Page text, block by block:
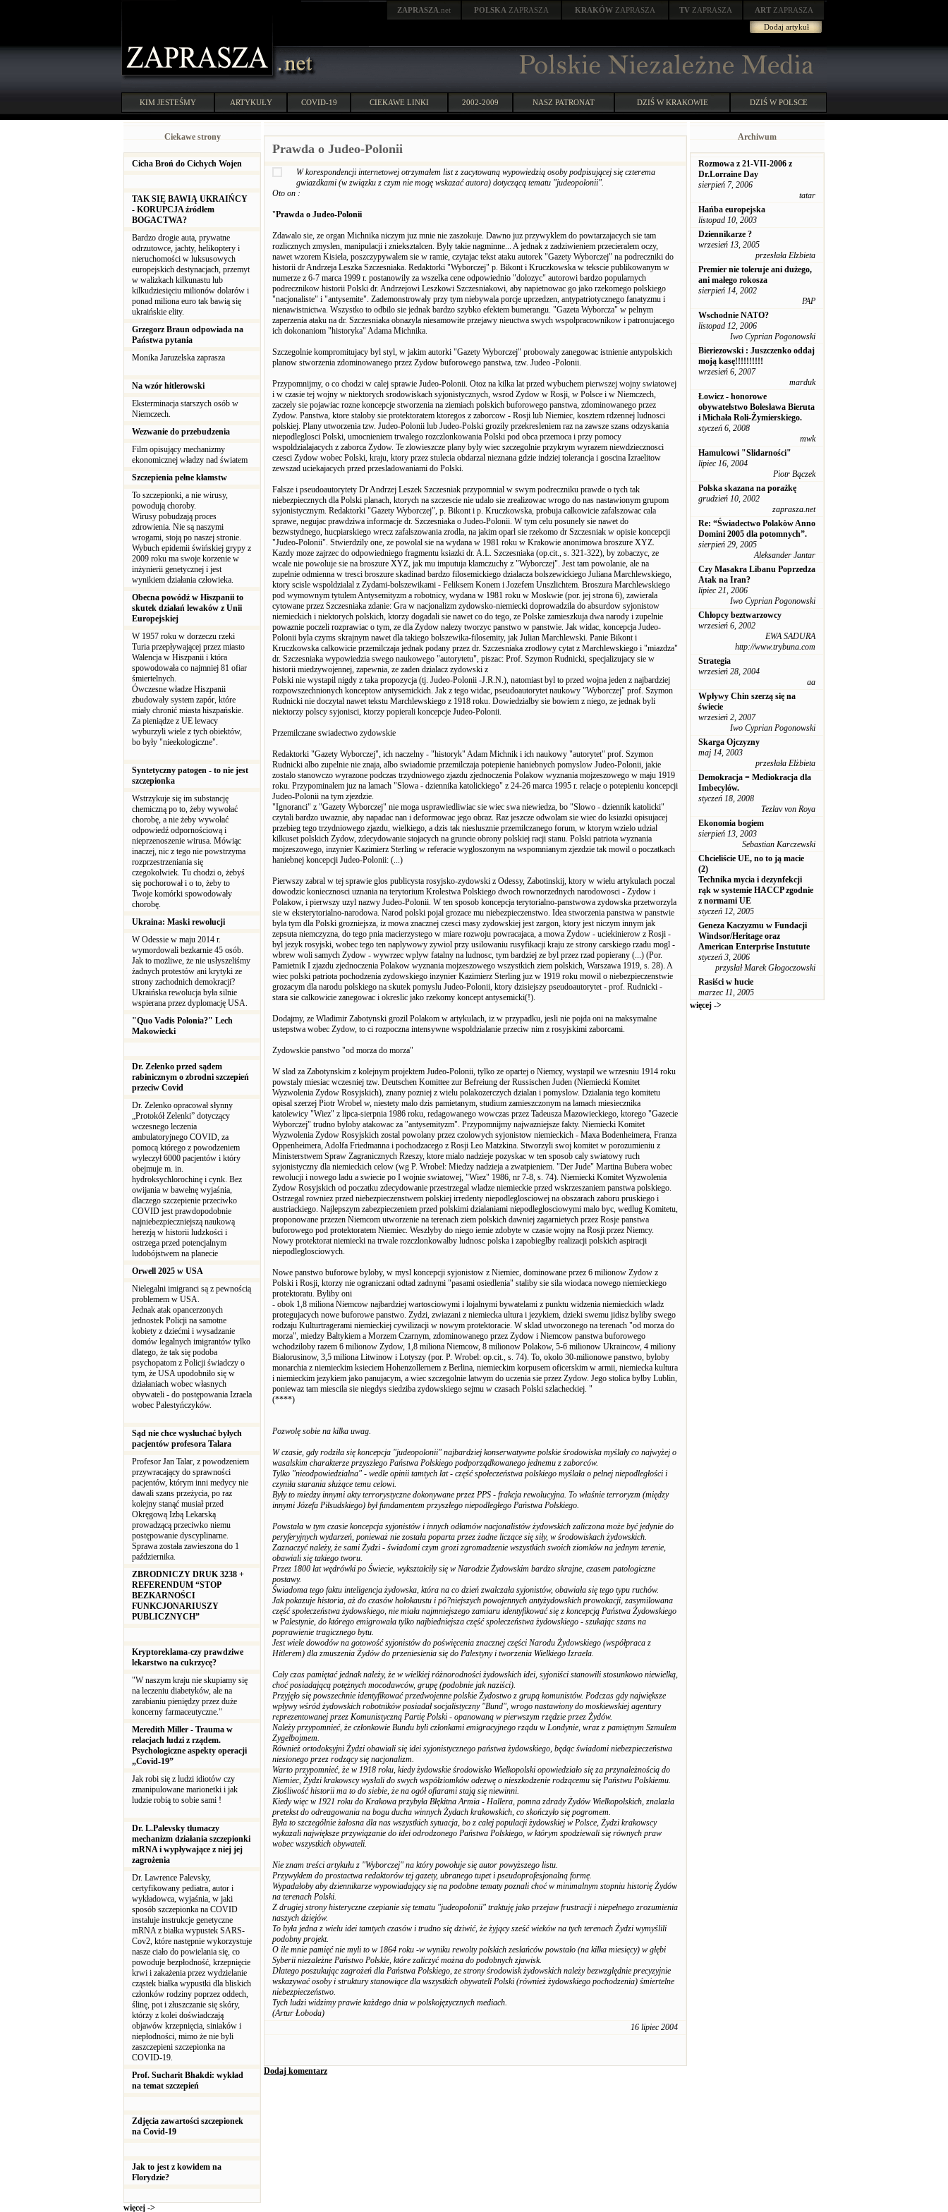
ZAPRASZA .net POLSKA ZAPRASZA KRAKÓW ZAPRASZA TV ZAPRASZA ART ZAPRASZA
Dodaj artykuł
KIM JESTEŚMY ARTYKUŁY COVID-19 CIEKAWE LINKI 2002-2009 NASZ PATRONAT DZIŚ W KRAKOWIE DZIŚ W POLSCE
Ciekawe strony
Cicha Broń do Cichych Wojen
TAK SIĘ BAWIĄ UKRAIŃCY
- KORUPCJA źródłem
BOGACTWA?
Bardzo drogie auta, prywatne
odrzutowce, jachty, helikoptery i
nieruchomości w luksusowych
europejskich destynacjach, przemyt
w walizkach kilkunastu lub
kilkudziesięciu milionów dolarów i
ponad miliona euro tak bawią się
ukraińskie elity.
Grzegorz Braun odpowiada na
Państwa pytania
Monika Jaruzelska zaprasza
Na wzór hitlerowski
Eksterminacja starszych osób w
Niemczech.
Wezwanie do przebudzenia
Film opisujący mechanizmy
ekonomicznej władzy nad światem
Szczepienia pełne kłamstw
To szczepionki, a nie wirusy,
powodują choroby.
Wirusy pobudzają proces
zdrowienia. Nie są naszymi
wrogami, stoją po naszej stronie.
Wybuch epidemii świńskiej grypy z
2009 roku ma swoje korzenie w
inżynierii genetycznej i jest
wynikiem działania człowieka.
Obecna powódź w Hiszpanii to
skutek działań lewaków z Unii
Europejskiej
W 1957 roku w dorzeczu rzeki
Turia przepływającej przez miasto
Walencja w Hiszpanii i która
spowodowała co najmniej 81 ofiar
śmiertelnych.
Ówczesne władze Hiszpanii
zbudowały system zapór, które
miały chronić miasta hiszpańskie.
Za pieniądze z UE lewacy
wyburzyli wiele z tych obiektów,
bo były "nieekologiczne".
Syntetyczny patogen - to nie jest
szczepionka
Wstrzykuje się im substancję
chemiczną po to, żeby wywołać
chorobę, a nie żeby wywołać
odpowiedź odpornościową i
nieprzenoszenie wirusa. Mówiąc
inaczej, nic z tego nie powstrzyma
rozprzestrzeniania się
czegokolwiek. Tu chodzi o, żebyś
się pochorował i o to, żeby to
Twoje komórki spowodowały
chorobę.
Ukraina: Maski rewolucji
W Odessie w maju 2014 r.
wymordowali bezkarnie 45 osób.
Jak to możliwe, że nie usłyszeliśmy
żadnych protestów ani krytyki ze
strony zachodnich demokracji?
Ukraińska rewolucja była silnie
wspierana przez dyplomację USA.
"Quo Vadis Polonia?" Lech
Makowiecki
Dr. Zelenko przed sądem
rabinicznym o zbrodni szczepień
przeciw Covid
Dr. Zelenko opracował słynny
„Protokół Zelenki” dotyczący
wczesnego leczenia
ambulatoryjnego COVID, za
pomocą którego z powodzeniem
wyleczył 6000 pacjentów i który
obejmuje m. in.
hydroksychlorochinę i cynk. Bez
owijania w bawełnę wyjaśnia,
dlaczego szczepienie przeciwko
COVID jest prawdopodobnie
najniebezpieczniejszą naukową
herezją w historii ludzkości i
ostrzega przed potencjalnym
ludobójstwem na planecie
Orwell 2025 w USA
Nielegalni imigranci są z pewnością
problemem w USA.
Jednak atak opancerzonych
jednostek Policji na samotne
kobiety z dziećmi i wysadzanie
domów legalnych imigrantów tylko
dlatego, że tak się podoba
psychopatom z Policji świadczy o
tym, że USA upodobniło się w
działaniach wobec własnych
obywateli - do postępowania Izraela
wobec Palestyńczyków.
Sąd nie chce wysłuchać byłych
pacjentów profesora Talara
Profesor Jan Talar, z powodzeniem
przywracający do sprawności
pacjentów, którym inni medycy nie
dawali szans przeżycia, po raz
kolejny stanąć musiał przed
Okręgową Izbą Lekarską
prowadzącą przeciwko niemu
postępowanie dyscyplinarne.
Sprawa została zawieszona do 1
października.
ZBRODNICZY DRUK 3238 +
REFERENDUM “STOP
BEZKARNOŚCI
FUNKCJONARIUSZY
PUBLICZNYCH”
Kryptoreklama-czy prawdziwe
lekarstwo na cukrzycę?
"W naszym kraju nie skupiamy się
na leczeniu diabetyków, ale na
zarabianiu pieniędzy przez duże
koncerny farmaceutyczne."
Meredith Miller - Trauma w
relacjach ludzi z rządem.
Psychologiczne aspekty operacji
„Covid-19”
Jak robi się z ludzi idiotów czy
zmanipulowane marionetki i jak
ludzie robią to sobie sami !
Dr. L.Palevsky tłumaczy
mechanizm działania szczepionki
mRNA i wypływające z niej jej
zagrożenia
Dr. Lawrence Palevsky,
certyfikowany pediatra, autor i
wykładowca, wyjaśnia, w jaki
sposób szczepionka na COVID
instaluje instrukcje genetyczne
mRNA z białka wypustek SARS-
Cov2, które następnie wykorzystuje
nasze ciało do powielania się, co
powoduje bezpłodność, krzepnięcie
krwi i zakażenia przez wydzielanie
cząstek białka wypustki dla bliskich
członków rodziny poprzez oddech,
ślinę, pot i złuszczanie się skóry,
którzy z kolei doświadczają
objawów krzepnięcia, siniaków i
niepłodności, mimo że nie byli
zaszczepieni szczepionka na
COVID-19.
Prof. Sucharit Bhakdi: wykład
na temat szczepień
Zdjęcia zawartości szczepionek
na Covid-19
Jak to jest z kowidem na
Florydzie?
więcej ->
Prawda o Judeo-Polonii
W korespondencji internetowej otrzymałem list z zacytowaną wypowiedzią osoby podpisującej się czterema
gwiazdkami (w związku z czym nie mogę wskazać autora) dotyczącą tematu "judeopolonii".
Oto on :
"Prawda o Judeo-Polonii
Zdawalo sie, ze organ Michnika niczym juz mnie nie zaszokuje. Dawno juz przywyklem do powtarzajacych sie tam
rozlicznych zmyslen, manipulacji i znieksztalcen. Byly takie nagminne... A jednak z zadziwieniem przecieralem oczy,
nawet wzorem Kisiela, poszczypywalem sie w ramie, czytajac tekst ataku autorek "Gazety Wyborczej" na podreczniki do
historii dr Andrzeja Leszka Szczesniaka. Redaktorki "Wyborczej" p. Bikont i Kruczkowska w tekscie publikowanym w
numerze z 6-7 marca 1999 r. postanowily za wszelka cene odpowiednio "dolozyc" autorowi bardzo popularnych
podrecznikow historii Polski dr. Andrzejowi Leszkowi Szczesniakowi, aby napietnowac go jako rzekomego polskiego
"nacjonaliste" i "antysemite". Zademonstrowaly przy tym niebywala porcje uprzedzen, antypatriotycznego fanatyzmu i
nienawistnictwa. Wszystko to odbilo sie jednak bardzo szybko efektem bumerangu. "Gazeta Wyborcza" w pelnym
zaperzenia ataku na dr. Szczesniaka obnazyla niesamowite przejawy nieuctwa swych wspolpracownikow i patronujacego
ich dokonaniom "historyka" Adama Michnika.
Szczegolnie kompromitujacy byl styl, w jakim autorki "Gazety Wyborczej" probowaly zanegowac istnienie antypolskich
planow stworzenia zdominowanego przez Zydow buforowego panstwa, tzw. Judeo -Polonii.
Przypomnijmy, o co chodzi w calej sprawie Judeo-Polonii. Otoz na kilka lat przed wybuchem pierwszej wojny swiatowej
i w czasie tej wojny w niektorych srodowiskach syjonistycznych, wsrod Zydow w Rosji, w Polsce i w Niemczech,
zaczely sie pojawiac rozne koncepcje stworzenia na ziemiach polskich buforowego panstwa, zdominowanego przez
Zydow. Panstwa, ktore staloby sie protektoratem ktoregos z zaborcow - Rosji lub Niemiec, kosztem rdzennej ludnosci
polskiej. Plany utworzenia tzw. Judeo-Polonii lub Judeo-Polski grozily przekresleniem raz na zawsze szans odzyskania
niepodleglosci Polski, umocnieniem trwalego rozczlonkowania Polski pod obca przemoca i przy pomocy
wspoldzialajacych z zaborca Zydow. Te zlowieszcze plany byly wiec szczegolnie przykrym wyrazem niewdziecznosci
czesci Zydow wobec Polski, kraju, ktory przez stulecia obdarzal nieznana gdzie indziej tolerancja i goscina Izraelitow
zewszad uciekajacych przed przesladowaniami do Polski.
Falsze i pseudoautorytety Dr Andrzej Leszek Szczesniak przypomnial w swym podreczniku prawde o tych tak
niebezpiecznych dla Polski planach, ktorych na szczescie nie udalo sie zrealizowac wrogo do nas nastawionym grupom
syjonistycznym. Redaktorki "Gazety Wyborczej", p. Bikont i p. Kruczkowska, probuja calkowicie zafalszowac cala
sprawe, negujac prawdziwa informacje dr. Szczesniaka o Judeo-Polonii. W tym celu posunely sie nawet do
bezwstydnego, hucpiarskiego wrecz zafalszowania zrodla, na jakim oparl sie rzekomo dr Szczesniak w opisie koncepcji
"Judeo-Polonii". Stwierdzily one, ze powolal sie na wydana w 1981 roku w Krakowie anonimowa broszure XYZ.
Kazdy moze zajrzec do odpowiedniego fragmentu ksiazki dr. A.L. Szczesniaka (op.cit., s. 321-322), by zobaczyc, ze
wcale nie powoluje sie na broszure XYZ, jak mu imputuja klamczuchy z "Wyborczej". Jest tam powolanie, ale na
zupelnie odmienna w tresci broszure skadinad bardzo filosemickiego dzialacza bolszewickiego Juliana Marchlewskiego,
ktory scisle wspoldzialal z Zydami-bolszewikami - Feliksem Konem i Jozefem Unszlichtem. Broszura Marchlewskiego
pod wymownym tytulem Antysemityzm a robotnicy, wydana w 1981 roku w Moskwie (por. jej strona 6), zawierala
cytowane przez Szczesniaka zdanie: Gra w nacjonalizm zydowsko-niemiecki doprowadzila do absurdow syjonistow
niemieckich i niektorych polskich, ktorzy dogadali sie nawet co do tego, ze Polske zamieszkuja dwa narody i zupelnie
powaznie poczeli rozprawiac o tym, ze dla Zydow nalezy tworzyc panstwo w panstwie. Jak widac, koncepcja Judeo-
Polonii byla czyms skrajnym nawet dla takiego bolszewika-filosemity, jak Julian Marchlewski. Panie Bikont i
Kruczkowska calkowicie przemilczaja jednak podany przez dr. Szczesniaka zrodlowy cytat z Marchlewskiego i "miazdza"
dr. Szczesniaka wypowiedzia swego naukowego "autorytetu", piszac: Prof. Szymon Rudnicki, specjalizujacy sie w
historii miedzywojennej, zapewnia, ze zaden dzialacz zydowski z
Polski nie wystapil nigdy z taka propozycja (tj. Judeo-Polonii -J.R.N.), natomiast byl to przed wojna jeden z najbardziej
rozpowszechnionych konceptow antysemickich. Jak z tego widac, pseudoautorytet naukowy "Wyborczej" prof. Szymon
Rudnicki nie doczytal nawet tekstu Marchlewskiego z 1918 roku. Dowiedzialby sie bowiem z niego, ze jednak byli
niektorzy polscy syjonisci, ktorzy popierali koncepcje Judeo-Polonii.
Przemilczane swiadectwo zydowskie
Redaktorki "Gazety Wyborczej", ich naczelny - "historyk" Adam Michnik i ich naukowy "autorytet" prof. Szymon
Rudnicki albo zupelnie nie znaja, albo swiadomie przemilczaja potepienie haniebnych pomyslow Judeo-Polonii, jakie
zostalo stanowczo wyrazone podczas trzydniowego zjazdu zjednoczenia Polakow wyznania mojzeszowego w maju 1919
roku. Przypominalem juz na lamach "Slowa - dziennika katolickiego" z 24-26 marca 1995 r. relacje o potepieniu koncepcji
Judeo-Polonii na tym zjezdzie.
"Ignoranci" z "Gazety Wyborczej" nie moga usprawiedliwiac sie wiec swa niewiedza, bo "Slowo - dziennik katolicki"
czytali bardzo uwaznie, aby napadac nan i deformowac jego obraz. Raz jeszcze odwolam sie wiec do ksiazki opisujacej
przebieg tego trzydniowego zjazdu, wielkiego, a dzis tak nieslusznie przemilczanego forum, w ktorym wzielo udzial
kilkuset polskich Zydow, zdecydowanie stojacych na gruncie obrony polskiej racji stanu. Polski patriota wyznania
mojzeszowego, inzynier Kazimierz Sterling w referacie wygloszonym na wspomnianym zjezdzie tak mowil o poczatkach
haniebnej koncepcji Judeo-Polonii: (...)
Pierwszy zabral w tej sprawie glos publicysta rosyjsko-zydowski z Odessy, Zabotinskij, ktory w wielu artykulach poczal
dowodzic koniecznosci uznania na terytorium Krolestwa Polskiego dwoch rownorzednych narodowosci - Zydow i
Polakow, i pierwszy uzyl nazwy Judeo-Polonii. W ten sposob koncepcja terytorialno-panstwowa zydowska przetworzyla
sie w eksterytorialno-narodowa. Narod polski pojal grozace mu niebezpieczenstwo. Idea stworzenia panstwa w panstwie
byla tym dla Polski grozniejsza, iz mowa znacznej czesci masy zydowskiej jest zargon, ktory jest niczym innym jak
zepsuta niemczyzna, do tego pnia macierzystego w miare rozwoju powracajaca, a mowa Zydow - uciekinierow z Rosji -
byl jezyk rosyjski, wobec tego ten naplywowy zywiol przy usilowaniu rusyfikacji kraju ze strony carskiego rzadu mogl -
wbrew woli samych Zydow - wywrzec wplyw fatalny na ludnosc, tym bardziej ze byl przez rzad popierany (...) (Por.
Pamietnik I zjazdu zjednoczenia Polakow wyznania mojzeszowego wszystkich ziem polskich, Warszawa 1919, s. 28). A
wiec polski patriota pochodzenia zydowskiego inzynier Kazimierz Sterling juz w 1919 roku mowil o niebezpieczenstwie
grozacym dla narodu polskiego na skutek pomyslu Judeo-Polonii, ktory dzisiejszy pseudoautorytet - prof. Rudnicki -
stara sie calkowicie zanegowac i okreslic jako rzekomy koncept antysemicki(!).
Dodajmy, ze Wladimir Zabotynski grozil Polakom w artykulach, iz w przypadku, jesli nie pojda oni na maksymalne
ustepstwa wobec Zydow, to ci rozpoczna intensywne wspoldzialanie przeciw nim z rosyjskimi zaborcami.
Zydowskie panstwo "od morza do morza"
W slad za Zabotynskim z kolejnym projektem Judeo-Polonii, tylko ze opartej o Niemcy, wystapil we wrzesniu 1914 roku
powstaly miesiac wczesniej tzw. Deutschen Komittee zur Befreiung der Russischen Juden (Niemiecki Komitet
Wyzwolenia Zydow Rosyjskich), znany pozniej z wielu polakozerczych dzialan i pomyslow. Dzialania tego komitetu
opisal szerzej Piotr Wrobel w, niestety malo dzis pamietanym, studium zamieszczonym na lamach miesiecznika
katolewicy "Wiez" z lipca-sierpnia 1986 roku, redagowanego wowczas przez Tadeusza Mazowieckiego, ktorego "Gazecie
Wyborczej" trudno byloby atakowac za "antysemityzm". Przypomnijmy najwazniejsze fakty. Niemiecki Komitet
Wyzwolenia Zydow Rosyjskich zostal powolany przez czolowych syjonistow niemieckich - Maxa Bodenheimera, Franza
Oppenheimera, Adolfa Friedmanna i pochodzacego z Rosji Leo Matzkina. Stworzyli swoj komitet w porozumieniu z
Ministerstwem Spraw Zagranicznych Rzeszy, ktore mialo nadzieje pozyskac w ten sposob caly swiatowy ruch
syjonistyczny dla niemieckich celow (wg P. Wrobel: Miedzy nadzieja a zwatpieniem. "Der Jude" Martina Bubera wobec
rewolucji i nowego ladu a swiecie po I wojnie swiatowej, "Wiez" 1986, nr 7-8, s. 74). Niemiecki Komitet Wyzwolenia
Zydow Rosyjskich od poczatku zdecydowanie przestrzegal wladze niemieckie przed wskrzeszaniem panstwa polskiego.
Ostrzegal rowniez przed niebezpieczenstwem polskiej irredenty niepodleglosciowej na obszarach zaboru pruskiego i
austriackiego. Najlepszym zabezpieczeniem przed polskimi dzialaniami niepodleglosciowymi malo byc, wedlug Komitetu,
proponowane przezen Niemcom utworzenie na terenach ziem polskich dawniej zagarnietych przez Rosje panstwa
buforowego pod protektoratem Niemiec. Weszlyby do niego iemie zdobyte w czasie wojny na Rosji przez Niemcy.
Nowy protektorat niemiecki na trwale rozczlonkowalby ludnosc polska i zapobieglby realizacji polskich aspiracji
niepodleglosciowych.
Nowe panstwo buforowe byloby, w mysl koncepcji syjonistow z Niemiec, dominowane przez 6 milionow Zydow z
Polski i Rosji, ktorzy nie ograniczani odtad zadnymi "pasami osiedlenia" staliby sie sila wiodaca nowego niemieckiego
protektoratu. Byliby oni
- obok 1,8 miliona Niemcow najbardziej wartosciowymi i lojalnymi bywatelami z punktu widzenia niemieckich wladz
protegujacych nowe buforowe panstwo. Zydzi, zwiazani z niemiecka ultura i jezykiem, dzieki swemu jidisz byliby swego
rodzaju Kulturtragerami niemieckiej cywilizacji w nowym protektoracie. W sklad utworzonego na terenach "od morza do
morza", miedzy Baltykiem a Morzem Czarnym, zdominowanego przez Zydow i Niemcow panstwa buforowego
wchodziloby razem 6 milionow Zydow, 1,8 miliona Niemcow, 8 milionow Polakow, 5-6 milionow Ukraincow, 4 miliony
Bialorusinow, 3,5 miliona Litwinow i Lotyszy (por. P. Wrobel: op.cit., s. 74). To, okolo 30-milionowe panstwo, byloby
monarchia z niemieckim ksieciem Hohenzollernem z Berlina, niemieckim korpusem oficerskim w armii, niemiecka kultura
i niemieckim jezykiem jako panujacym, a wiec szczegolnie latwym do uczenia sie przez Zydow. Jego stolica bylby Lublin,
poniewaz tam miescila sie niegdys siedziba zydowskiego sejmu w czasach Polski szlacheckiej. "
(****)
Pozwolę sobie na kilka uwag.
W czasie, gdy rodziła się koncepcja "judeopolonii" najbardziej konserwatywne polskie środowiska myślały co najwyżej o
wasalskim charakterze przyszłego Państwa Polskiego podporządkowanego jednemu z zaborców.
Tylko "nieodpowiedzialna" - wedle opinii tamtych lat - część społeczeństwa polskiego myślała o pełnej niepodległości i
czyniła starania służące temu celowi.
Były to miedzy innymi akty terrorystyczne dokonywane przez PPS - frakcja rewolucyjna. To właśnie terroryzm (między
innymi Józefa Piłsudskiego) był fundamentem przyszłego niepodległego Państwa Polskiego.
Powstała w tym czasie koncepcja syjonistów i innych odłamów nacjonalistów żydowskich zaliczona może być jedynie do
peryferyjnych wydarzeń, ponieważ nie została poparta przez żadne liczące się siły, w środowiskach żydowskich.
Zaznaczyć należy, że sami Żydzi - świadomi czym grozi zgromadzenie wszystkich swoich ziomków na jednym terenie,
obawiali się takiego tworu.
Przez 1800 lat wędrówki po Świecie, wykształciły się w Narodzie Żydowskim bardzo skrajne, czasem patologiczne
postawy.
Świadoma tego faktu inteligencja żydowska, która na co dzień zwalczała syjonistów, obawiała się tego typu ruchów.
Jak pokazuje historia, aż do czasów holokaustu i pó?niejszych powojennych antyżydowskich prowokacji, zasymilowana
część społeczeństwa żydowskiego, nie miała najmniejszego zamiaru identyfikować się z koncepcją Państwa Żydowskiego
w Palestynie, do którego emigrowała tylko najbiedniejsza część społeczeństwa żydowskiego - szukając szans na
poprawienie tragicznego bytu.
Jest wiele dowodów na gotowość syjonistów do poświęcenia znacznej części Narodu Żydowskiego (współpraca z
Hitlerem) dla zmuszenia Żydów do przeniesienia się do Palestyny i tworzenia Wielkiego Izraela.
Cały czas pamiętać jednak należy, że w wielkiej różnorodności żydowskich idei, syjoniści stanowili stosunkowo niewielką,
choć posiadającą potężnych mocodawców, grupę (podobnie jak naziści).
Przyjęło się powszechnie identyfikować przedwojenne polskie Żydostwo z grupą komunistów. Podczas gdy największe
wpływy wśród żydowskich robotników posiadał socjalistyczny "Bund", wrogo nastawiony do moskiewskiej agentury
reprezentowanej przez Komunistyczną Partię Polski - opanowaną w pierwszym rzędzie przez Żydów.
Należy przypomnieć, że członkowie Bundu byli członkami emigracyjnego rządu w Londynie, wraz z pamiętnym Szmulem
Zygelbojmem.
Również ortodoksyjni Żydzi obawiali się idei syjonistycznego państwa żydowskiego, będąc świadomi niebezpieczeństwa
niesionego przez rodzący się nacjonalizm.
Warto przypomnieć, że w 1918 roku, kiedy żydowskie środowisko Wielkopolski opowiedziało się za przynależnością do
Niemiec, Żydzi krakowscy wysłali do swych współziomków odezwę o nieszkodzenie rodzącemu się Państwu Polskiemu.
Złośliwość historii ma to do siebie, że na ogół ofiarami stają się niewinni.
Kiedy więc w 1921 roku do Krakowa przybyła Błękitna Armia - Hallera, pomna zdrady Żydów Wielkopolskich, znalazła
pretekst do odreagowania na bogu ducha winnych Żydach krakowskich, co skończyło się pogromem.
Była to szczególnie żałosna dla nas wszystkich sytuacja, bo z całej populacji żydowskiej w Polsce, Żydzi krakowscy
wykazali największe przywiązanie do idei odrodzonego Państwa Polskiego, w którym spodziewali się równych praw
wobec wszystkich obywateli.
Nie znam treści artykułu z "Wyborczej" na który powołuje się autor powyższego listu.
Przywykłem do prostactwa redaktorów tej gazety, ubranego tupet i pseudoprofesjonalną formę.
Wypadałoby aby dziennikarze wypowiadający się na podobne tematy poznali choć w minimalnym stopniu historię Żydów
na terenach Polski.
Z drugiej strony histeryczne czepianie się tematu "judeopolonii" traktuję jako przejaw frustracji i niepełnego zrozumienia
naszych dziejów.
To była jedna z wielu idei tamtych czasów i trudno się dziwić, że żyjący sześć wieków na tych terenach Żydzi wymyślili
podobny projekt.
O ile mnie pamięć nie myli to w 1864 roku -w wyniku rewolty polskich zesłańców powstało (na kilka miesięcy) w głębi
Syberii niezależne Państwo Polskie, które zaliczyć można do podobnych zjawisk.
Dlatego poszukując zagrożeń dla Państwa Polskiego, ze strony środowisk żydowskich należy bezwzględnie precyzyjnie
wskazywać osoby i struktury stanowiące dla wszystkich obywateli Polski (również żydowskiego pochodzenia) śmiertelne
niebezpieczeństwo.
Tych ludzi widzimy prawie każdego dnia w polskojęzycznych mediach.
(Artur Łoboda)
16 lipiec 2004
Dodaj komentarz
Archiwum
Rozmowa z 21-VII-2006 z
Dr.Lorraine Day
sierpień 7, 2006
tatar
Hańba europejska
listopad 10, 2003
Dziennikarze ?
wrzesień 13, 2005
przesłała Elzbieta
Premier nie toleruje ani dużego,
ani małego rokosza
sierpień 14, 2002
PAP
Wschodnie NATO?
listopad 12, 2006
Iwo Cyprian Pogonowski
Bieriezowski : Juszczenko oddaj
moją kasę!!!!!!!!!!
wrzesień 6, 2007
marduk
Łowicz - honorowe
obywatelstwo Bolesława Bieruta
i Michała Roli-Żymierskiego.
styczeń 6, 2008
mwk
Hamulcowi "Slidarności"
lipiec 16, 2004
Piotr Bączek
Polska skazana na porażkę
grudzień 10, 2002
zaprasza.net
Re: “Świadectwo Polakòw Anno
Domini 2005 dla potomnych”.
sierpień 29, 2005
Aleksander Jantar
Czy Masakra Libanu Poprzedza
Atak na Iran?
lipiec 21, 2006
Iwo Cyprian Pogonowski
Chłopcy beztwarzowcy
wrzesień 6, 2002
EWA SADURA
http://www.trybuna.com
Strategia
wrzesień 28, 2004
aa
Wpływy Chin szerzą się na
świecie
wrzesień 2, 2007
Iwo Cyprian Pogonowski
Skarga Ojczyzny
maj 14, 2003
przesłała Elżbieta
Demokracja = Mediokracja dla
Imbecylów.
styczeń 18, 2008
Tezlav von Roya
Ekonomia bogiem
sierpień 13, 2003
Sebastian Karczewski
Chcieliście UE, no to ją macie
(2)
Technika mycia i dezynfekcji
rąk w systemie HACCP zgodnie
z normami UE
styczeń 12, 2005
Geneza Kaczyzmu w Fundacji
Windsor/Heritage oraz
American Enterprise Instutute
styczeń 3, 2006
przysłał Marek Głogoczowski
Rasiści w hucie
marzec 11, 2005
więcej ->